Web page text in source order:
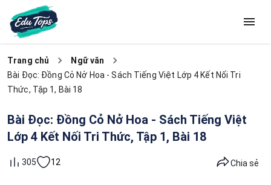
Trang chủ
Ngữ văn
Bài Đọc: Đồng Cỏ Nở Hoa - Sách Tiếng Việt Lớp 4 Kết Nối Tri
Thức, Tập 1, Bài 18
Bài Đọc: Đồng Cỏ Nở Hoa - Sách Tiếng Việt
Lớp 4 Kết Nối Tri Thức, Tập 1, Bài 18
305 12 Chia sẻ